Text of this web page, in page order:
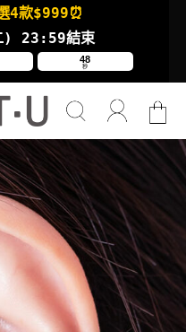
4款$999⏰
) 23:59結束
48
秒